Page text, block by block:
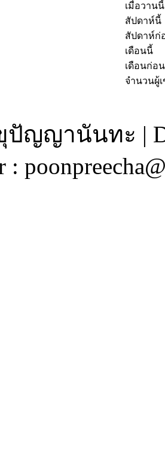
เมื่อวานนี้
สัปดาห์นี้
สัปดาห์ก่
เดือนนี้
เดือนก่อน
จำนวนผู้
ญญานันทะ |
: